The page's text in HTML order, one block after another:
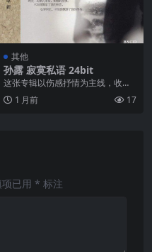
其他
孙露 寂寞私语 24bit
这张专辑以伤感抒情为主线，收录
《别在分手的时候说爱我》《被情
伤过的女人》等流行伤...
1 月前 17
已用 * 标注